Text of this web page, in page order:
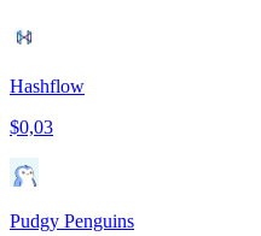
Hashflow
$0,03
Pudgy Penguins